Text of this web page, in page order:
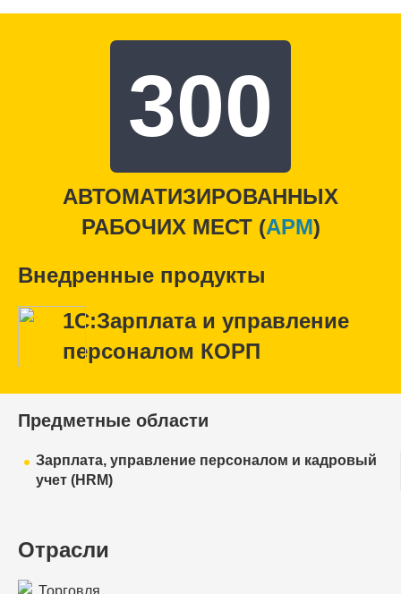
300
АВТОМАТИЗИРОВАННЫХ
РАБОЧИХ МЕСТ (APM)
Внедренные продукты
1С:Зарплата и управление
персоналом КОРП
Предметные области
Зарплата, управление персоналом и кадровый
учет (HRM)
Отрасли
Торговля